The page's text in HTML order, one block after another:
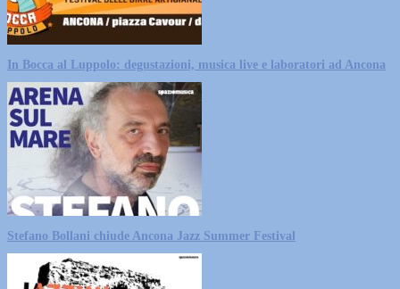
In Bocca al Luppolo: degustazioni, musica live e laboratori ad Ancona
Stefano Bollani chiude Ancona Jazz Summer Festival